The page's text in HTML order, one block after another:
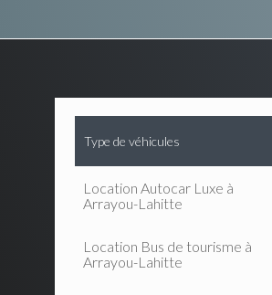
Type de véhicules
Location Autocar Luxe à
Arrayou-Lahitte
Location Bus de tourisme à
Arrayou-Lahitte